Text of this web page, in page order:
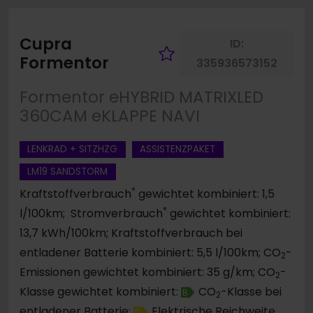
Cupra
Formentor
Fahrzeug
ID:
335936573152
Formentor eHYBRID MATRIXLED
360CAM eKLAPPE NAVI
LENKRAD + SITZHZG
ASSISTENZPAKET
LM19 SANDSTORM
Kraftstoffverbrauch* gewichtet kombiniert: 1,5
l/100km; Stromverbrauch* gewichtet kombiniert:
13,7 kWh/100km; Kraftstoffverbrauch bei
entladener Batterie kombiniert: 5,5 l/100km; CO2-
Emissionen gewichtet kombiniert: 35 g/km; CO2-
Klasse gewichtet kombiniert: B CO2-Klasse bei